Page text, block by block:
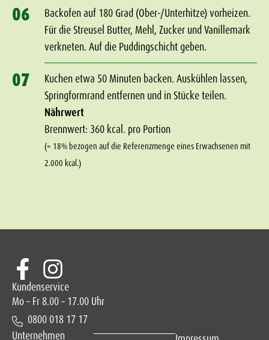
06
Backofen auf 180 Grad (Ober-/Unterhitze) vorheizen.
Für die Streusel Butter, Mehl, Zucker und Vanillemark
verkneten. Auf die Puddingschicht geben.
07
Kuchen etwa 50 Minuten backen. Auskühlen lassen,
Springformrand entfernen und in Stücke teilen.
Nährwert
Brennwert: 360 kcal. pro Portion
(= 18% bezogen auf die Referenzmenge eines Erwachsenen mit
2.000 kcal.)
Unternehmen
Kundenservice
Mo – Fr 8.00 – 17.00 Uhr
0800 018 17 17